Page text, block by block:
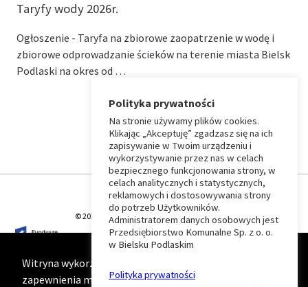
Taryfy wody 2026r.
Ogłoszenie - Taryfa na zbiorowe zaopatrzenie w wodę i
zbiorowe odprowadzanie ścieków na terenie miasta Bielsk
Podlaski na okres od …
⏶
Wróć
do
początku
strony
© 2026 T-Matic Grupa Computer Plus Sp. z o.o.
Witryna wykorzystuje ciasteczka (cookies) w celu
zapewnienia maksymalnej wygody podczas korzystania
Polityka prywatności
Na stronie używamy plików cookies.
Klikając „Akceptuję” zgadzasz się na ich
zapisywanie w Twoim urządzeniu i
wykorzystywanie przez nas w celach
bezpiecznego funkcjonowania strony, w
celach analitycznych i statystycznych,
reklamowych i dostosowywania strony
do potrzeb Użytkowników.
Administratorem danych osobowych jest
Przedsiębiorstwo Komunalne Sp. z o. o.
w Bielsku Podlaskim
Polityka prywatności